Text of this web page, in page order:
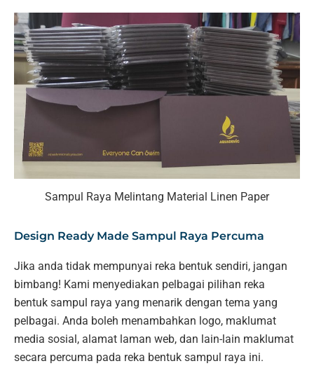
Sampul Raya Melintang Material Linen Paper
Design Ready Made Sampul Raya Percuma
Jika anda tidak mempunyai reka bentuk sendiri, jangan
bimbang! Kami menyediakan pelbagai pilihan reka
bentuk sampul raya yang menarik dengan tema yang
pelbagai. Anda boleh menambahkan logo, maklumat
media sosial, alamat laman web, dan lain-lain maklumat
secara percuma pada reka bentuk sampul raya ini.